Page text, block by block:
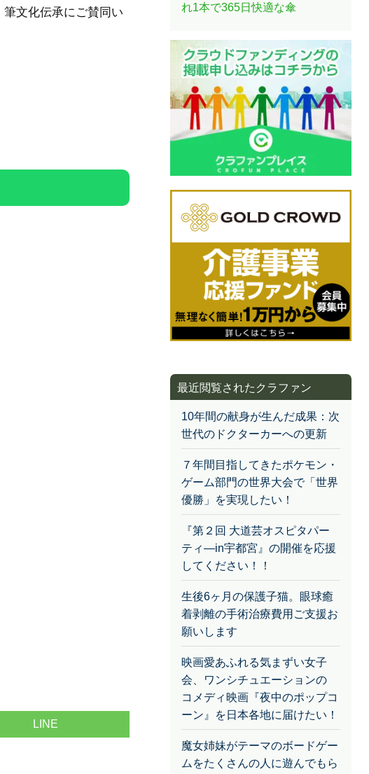
文化伝承にご賛同い
LINE
れ1本で365日快適な傘
最近閲覧されたクラファン
10年間の献身が生んだ成果：次
世代のドクターカーへの更新
７年間目指してきたポケモン・
ゲーム部門の世界大会で「世界
優勝」を実現したい！
『第２回 大道芸オスピタパー
ティ―in宇都宮』の開催を応援
してください！！
生後6ヶ月の保護子猫。眼球癒
着剥離の手術治療費用ご支援お
願いします
映画愛あふれる気まずい女子
会、ワンシチュエーションの
コメディ映画『夜中のポップコ
ーン』を日本各地に届けたい！
魔女姉妹がテーマのボードゲー
ムをたくさんの人に遊んでもら